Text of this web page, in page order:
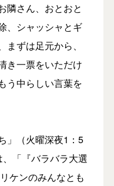
隣さん、おとおと
、シャッシャとギ
ずは足元から、
き一票をいただけ
う中らしい言葉を
」（火曜深夜1：5
「『バラバラ大選
ケンのみんなとも